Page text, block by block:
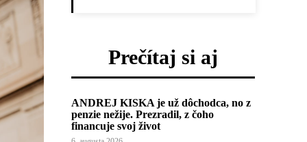
Prečítaj si aj
ANDREJ KISKA je už dôchodca, no z
penzie nežije. Prezradil, z čoho
financuje svoj život